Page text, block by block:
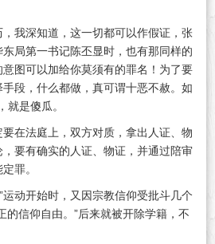
我深知道，这一切都可以作假证，张
局第一书记陈丕显时，也有那同样的
图可以加给你莫须有的罪名！为了要
段，什么都做，真可谓十恶不赦。如
是傻瓜。
在法庭上，双方对质，拿出人证、物
要有确实的人证、物证，并通过陪审
罪。
运动开始时，又因宗教信仰受批斗几个
的信仰自由。”后来就被开除学籍，不